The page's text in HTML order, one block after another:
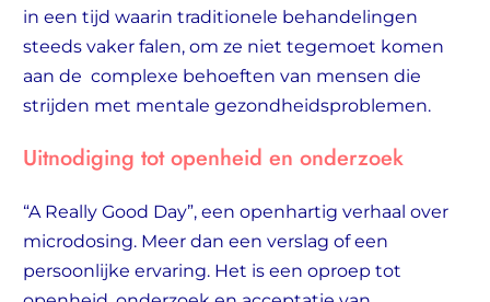
in een tijd waarin traditionele behandelingen
steeds vaker falen, om ze niet tegemoet komen
aan de complexe behoeften van mensen die
strijden met mentale gezondheidsproblemen.
Uitnodiging tot openheid en onderzoek
“A Really Good Day”, een openhartig verhaal over
microdosing. Meer dan een verslag of een
persoonlijke ervaring. Het is een oproep tot